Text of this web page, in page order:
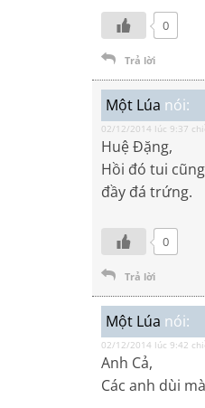
0
Trả lời
Một Lúa nói:
02/12/2014 lúc 9:37
Huệ Đặng,
Hồi đó tui
đầy đá trứng.
0
Trả lời
Một Lúa nói:
02/12/2014 lúc 9:42
Anh Cả,
Các anh dùi